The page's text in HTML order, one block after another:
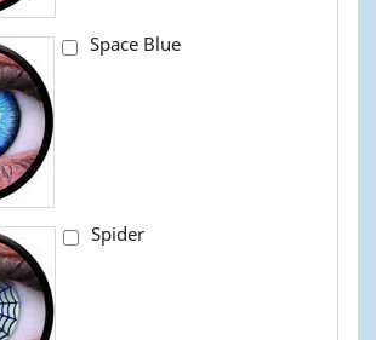
Space Blue
Spider